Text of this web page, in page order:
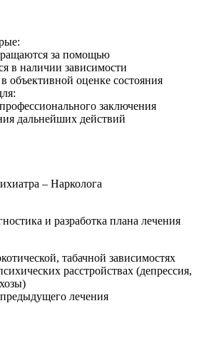
за помощью
в наличии зависимости
объективной оценке состояния
заключения
дальнейших действий
– Нарколога
и разработка плана лечения
табачной зависимостях
расстройствах (депрессия,
лечения